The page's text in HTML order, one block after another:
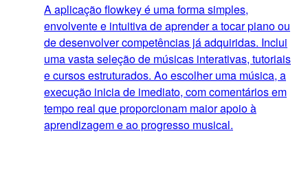
A aplicação flowkey é uma forma simples,
envolvente e intuitiva de aprender a tocar piano ou
de desenvolver competências já adquiridas. Inclui
uma vasta seleção de músicas interativas, tutoriais
e cursos estruturados. Ao escolher uma música, a
execução inicia de imediato, com comentários em
tempo real que proporcionam maior apoio à
aprendizagem e ao progresso musical.